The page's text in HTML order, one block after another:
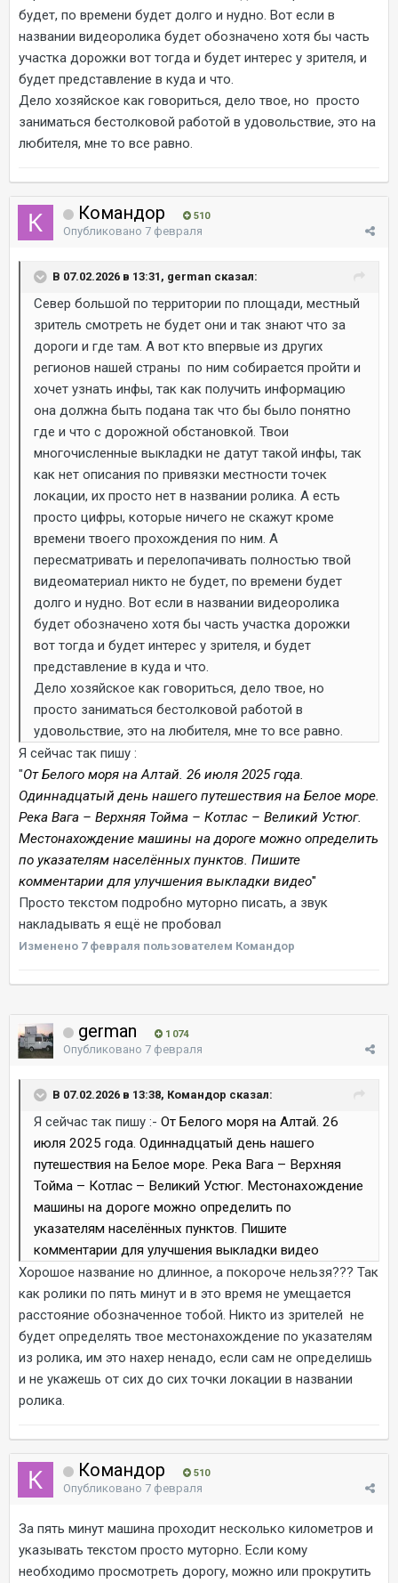
будет, по времени будет долго и нудно. Вот если в
названии видеоролика будет обозначено хотя бы часть
участка дорожки вот тогда и будет интерес у зрителя, и
будет представление в куда и что.
Дело хозяйское как говориться, дело твое, но просто
заниматься бестолковой работой в удовольствие, это на
любителя, мне то все равно.
Командор 510
Опубликовано 7 февраля
В 07.02.2026 в 13:31, german сказал:
Север большой по территории по площади, местный
зритель смотреть не будет они и так знают что за
дороги и где там. А вот кто впервые из других
регионов нашей страны по ним собирается пройти и
хочет узнать инфы, так как получить информацию
она должна быть подана так что бы было понятно
где и что с дорожной обстановкой. Твои
многочисленные выкладки не датут такой инфы, так
как нет описания по привязки местности точек
локации, их просто нет в названии ролика. А есть
просто цифры, которые ничего не скажут кроме
времени твоего прохождения по ним. А
пересматривать и перелопачивать полностью твой
видеоматериал никто не будет, по времени будет
долго и нудно. Вот если в названии видеоролика
будет обозначено хотя бы часть участка дорожки
вот тогда и будет интерес у зрителя, и будет
представление в куда и что.
Дело хозяйское как говориться, дело твое, но
просто заниматься бестолковой работой в
удовольствие, это на любителя, мне то все равно.
Я сейчас так пишу :
"От Белого моря на Алтай. 26 июля 2025 года.
Одиннадцатый день нашего путешествия на Белое море.
Река Вага – Верхняя Тойма – Котлас – Великий Устюг.
Местонахождение машины на дороге можно определить
по указателям населённых пунктов. Пишите
комментарии для улучшения выкладки видео"
Просто текстом подробно муторно писать, а звук
накладывать я ещё не пробовал
Изменено 7 февраля пользователем Командор
german 1 074
Опубликовано 7 февраля
В 07.02.2026 в 13:38, Командор сказал:
Я сейчас так пишу :- От Белого моря на Алтай. 26
июля 2025 года. Одиннадцатый день нашего
путешествия на Белое море. Река Вага – Верхняя
Тойма – Котлас – Великий Устюг. Местонахождение
машины на дороге можно определить по
указателям населённых пунктов. Пишите
комментарии для улучшения выкладки видео
Хорошое название но длинное, а покороче нельзя??? Так
как ролики по пять минут и в это время не умещается
расстояние обозначенное тобой. Никто из зрителей не
будет определять твое местонахождение по указателям
из ролика, им это нахер ненадо, если сам не определишь
и не укажешь от сих до сих точки локации в названии
ролика.
Командор 510
Опубликовано 7 февраля
За пять минут машина проходит несколько километров и
указывать текстом просто муторно. Если кому
необходимо просмотреть дорогу, можно или прокрутить